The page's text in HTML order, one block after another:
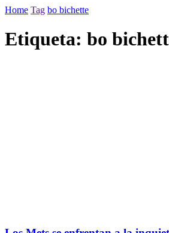
Home Tag bo bichette
Etiqueta: bo